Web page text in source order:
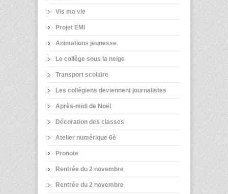
Vis ma vie
Projet EMI
Animations jeunesse
Le collège sous la neige
Transport scolaire
Les collégiens deviennent journalistes
Après-midi de Noël
Décoration des classes
Atelier numérique 6è
Pronote
Rentrée du 2 novembre
Rentrée du 2 novembre